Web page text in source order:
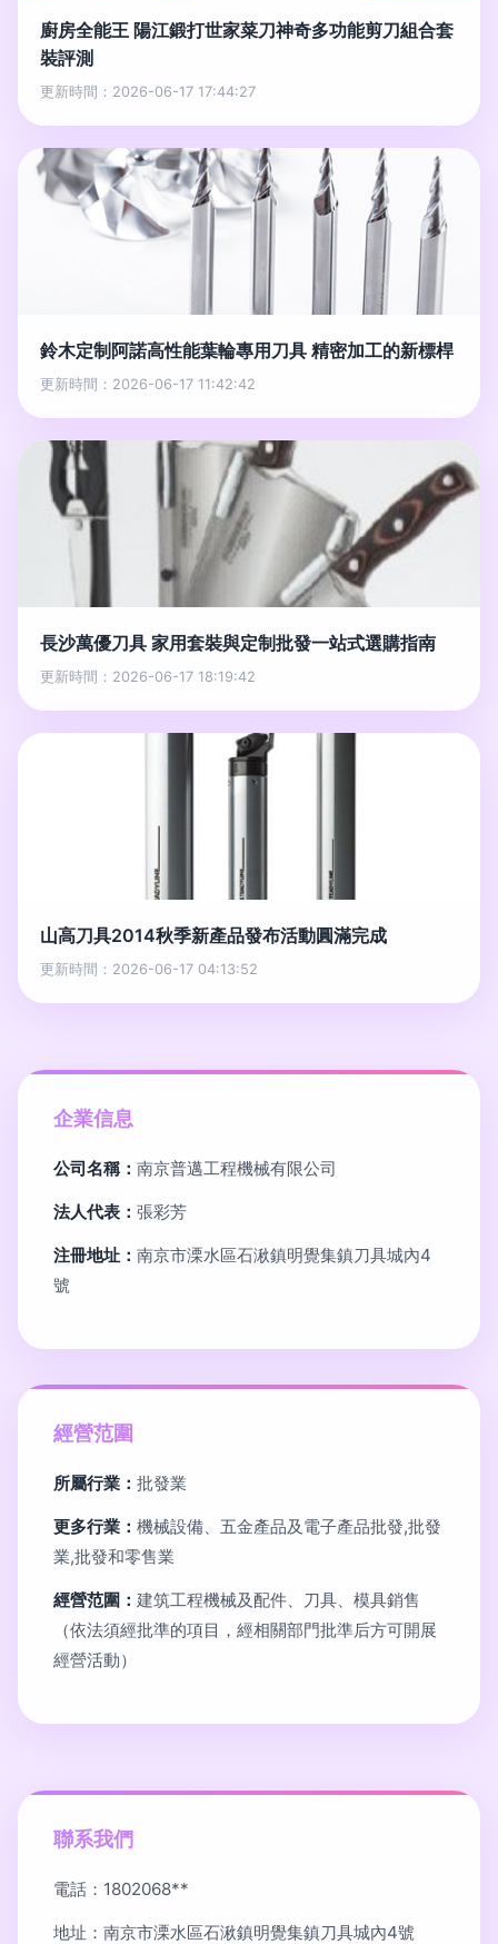
廚房全能王 陽江鍛打世家菜刀神奇多功能剪刀組合套
裝評測
更新時間：2026-06-17 17:44:27
鈴木定制阿諾高性能葉輪專用刀具 精密加工的新標桿
更新時間：2026-06-17 11:42:42
長沙萬優刀具 家用套裝與定制批發一站式選購指南
更新時間：2026-06-17 18:19:42
山高刀具2014秋季新產品發布活動圓滿完成
更新時間：2026-06-17 04:13:52
企業信息
公司名稱： 南京普邁工程機械有限公司
法人代表： 張彩芳
注冊地址： 南京市溧水區石湫鎮明覺集鎮刀具城內4
號
經營范圍
所屬行業： 批發業
更多行業： 機械設備、五金產品及電子產品批發,批發
業,批發和零售業
經營范圍： 建筑工程機械及配件、刀具、模具銷售
（依法須經批準的項目，經相關部門批準后方可開展
經營活動）
聯系我們
電話：1802068**
地址：南京市溧水區石湫鎮明覺集鎮刀具城內4號